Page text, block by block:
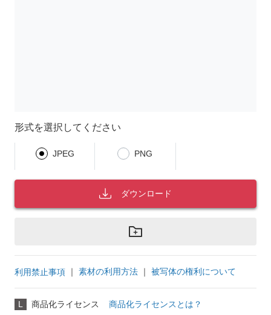
形式を選択してください
JPEG PNG
ダウンロード
利用禁止事項 ｜ 素材の利用方法 ｜ 被写体の権利について
L 商品化ライセンス 商品化ライセンスとは？